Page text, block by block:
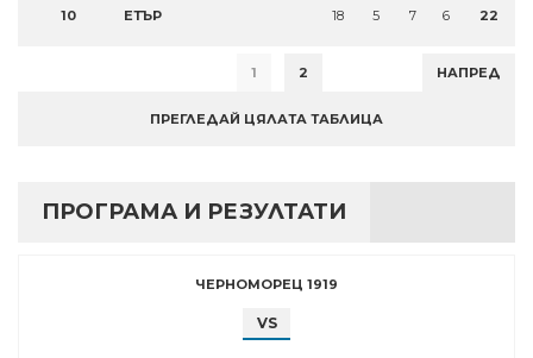
10 ЕТЪР 18 5 7 6 22
1 2 НАПРЕД
ПРЕГЛЕДАЙ ЦЯЛАТА ТАБЛИЦА
ПРОГРАМА И РЕЗУЛТАТИ
ЧЕРНОМОРЕЦ 1919
VS